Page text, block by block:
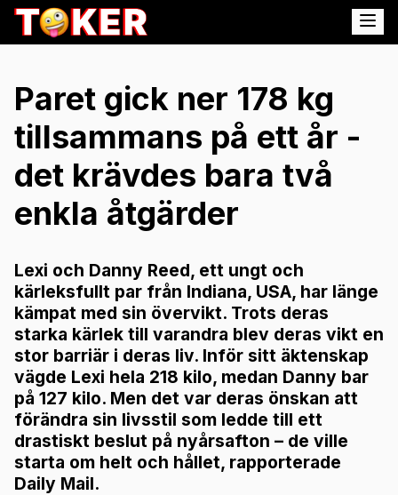
Paret gick ner 178 kg
tillsammans på ett år -
det krävdes bara två
enkla åtgärder
Lexi och Danny Reed, ett ungt och
kärleksfullt par från Indiana, USA, har länge
kämpat med sin övervikt. Trots deras
starka kärlek till varandra blev deras vikt en
stor barriär i deras liv. Inför sitt äktenskap
vägde Lexi hela 218 kilo, medan Danny bar
på 127 kilo. Men det var deras önskan att
förändra sin livsstil som ledde till ett
drastiskt beslut på nyårsafton – de ville
starta om helt och hållet, rapporterade
Daily Mail.